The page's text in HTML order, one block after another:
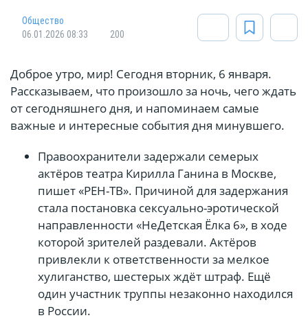
Общество
06.01.2026 08:33
200
Доброе утро, мир! Сегодня вторник, 6 января.
Рассказываем, что произошло за ночь, чего ждать
от сегодняшнего дня, и напоминаем самые
важные и интересные события дня минувшего.
Правоохранители задержали семерых
актёров театра Кирилла Ганина в Москве,
пишет «РЕН-ТВ». Причиной для задержания
стала постановка сексуально-эротической
направленности «НеДетская Ёлка 6», в ходе
которой зрителей раздевали. Актёров
привлекли к ответственности за мелкое
хулиганство, шестерых ждёт штраф. Ещё
один участник труппы незаконно находился
в России.